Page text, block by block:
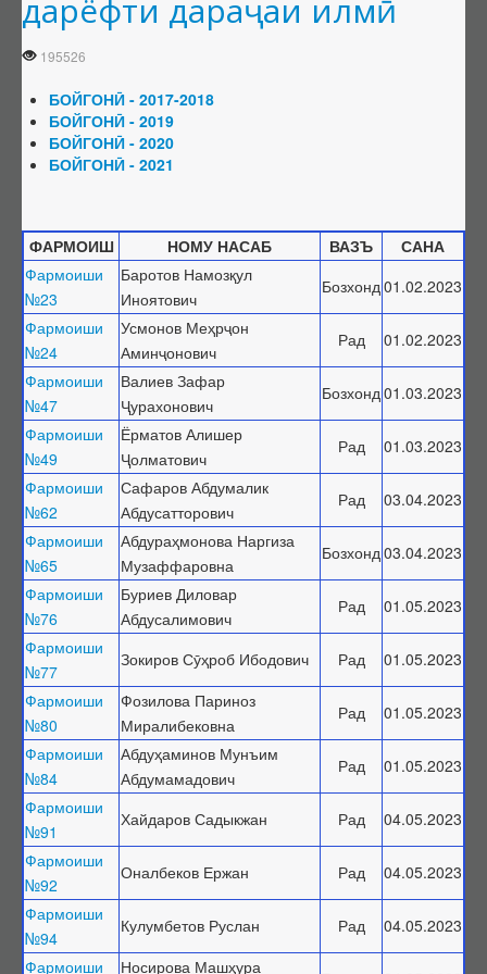
Ҳимояи якдаъфаина
Фармоишҳо оид ба боздоштани фаъолияти ШД
Фармоишҳо оид ба тамдиди фаъолияти ШД
Номгӯи ҳуҷҷатҳо оид ба тамдиди ШД
Шӯроҳои экспертӣ (ШЭ)
Шӯроҳои амалкунанда
Тағйирот дар ҳайати ШЭ
Иттилоот аз ШЭ
Дараҷаҳои илмӣ
Тартиби додани дараҷа ва унвонҳои илмӣ
Феҳристи ҳуҷҷатҳои дараҷаи илмӣ
Фармоишҳо оид ба додани дараҷаи илмӣ
Фармоишҳо оид ба маҳрумсозии дараҷаи илмӣ
Фармоишҳо дар бораи рад ва бозхонд кардани диссертатсия
оид ба дарёфти дараҷаи илмӣ
Санадҳои номенклатурӣ
Номенклатураи ихтисосҳои илмӣ
Таснифоти PhD
Феҳристи мувофиқати байни таснифотҳо
Унвонҳои илмӣ
Тартиби додани дараҷа ва унвонҳои илмӣ
Феҳристи ҳуҷҷатҳои унвони илмӣ
Фармоишҳо оид ба додани унвони илмӣ
Рӯйхати ихтисосҳои унвонҳои илмӣ
Фармоишҳо маҳрумсозии унвони илмӣ
Фармоишҳо дар бораи рад ва бозхонд кардани дархостнома оид
ба дарёфти унвони илмӣ
Нострификатсия, аттестатсияи такрорӣ
дарёфти дараҷаи илмӣ
195526
БОЙГОНӢ - 2017-2018
БОЙГОНӢ - 2019
БОЙГОНӢ - 2020
БОЙГОНӢ - 2021
ФАРМОИШ НОМУ НАСАБ ВАЗЪ
САНА
Фармоиши
№23
Баротов Намозқул
Иноятович
Бозхонд 01.02.2023
Фармоиши
№24
Усмонов Меҳрҷон
Аминҷонович
Рад
01.02.2023
Фармоиши
№47
Валиев Зафар
Ҷурахонович
Бозхонд 01.03.2023
Фармоиши
№49
Ёрматов Алишер
Ҷолматович
Рад
01.03.2023
Фармоиши
№62
Сафаров Абдумалик
Абдусатторович
Рад
03.04.2023
Фармоиши
№65
Абдураҳмонова Наргиза
Музаффаровна
Бозхонд 03.04.2023
Фармоиши
№76
Буриев Диловар
Абдусалимович
Рад
01.05.2023
Фармоиши
№77
Зокиров Сӯҳроб Ибодович Рад
01.05.2023
Фармоиши
№80
Фозилова Париноз
Миралибековна
Рад
01.05.2023
Фармоиши
№84
Абдуҳаминов Мунъим
Абдумамадович
Рад
01.05.2023
Фармоиши
№91
Хайдаров Садыкжан Рад
04.05.2023
Фармоиши
№92
Оналбеков Ержан Рад
04.05.2023
Фармоиши
№94
Кулумбетов Руслан Рад
04.05.2023
Фармоиши
Носирова Машҳура